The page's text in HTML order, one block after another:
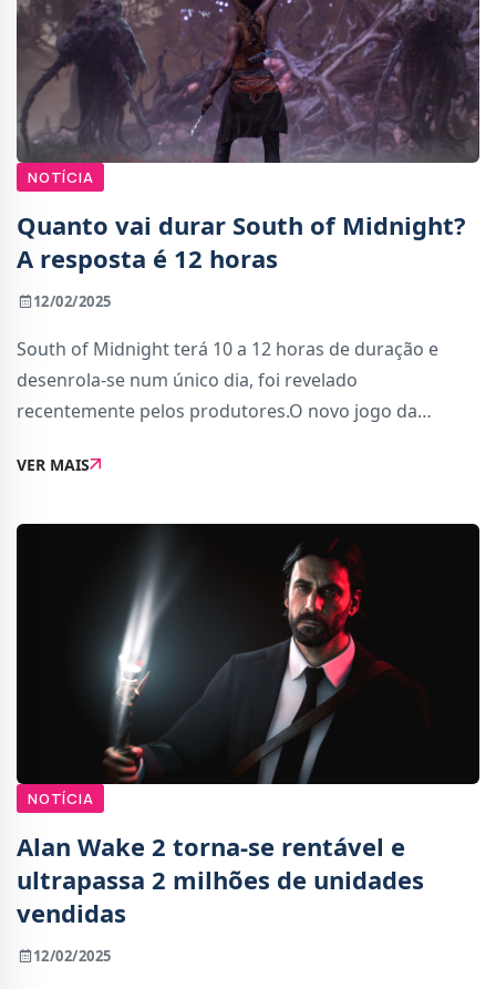
NOTÍCIA
Quanto vai durar South of Midnight?
A resposta é 12 horas
12/02/2025
South of Midnight terá 10 a 12 horas de duração e
desenrola-se num único dia, foi revelado
recentemente pelos produtores.O novo jogo da
aventura de ação inspirada no estilo gótico do Sul dos
VER MAIS
NOTÍCIA
Alan Wake 2 torna-se rentável e
ultrapassa 2 milhões de unidades
vendidas
12/02/2025